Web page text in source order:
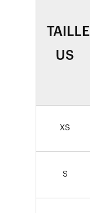
TAILLE
US
XS
S